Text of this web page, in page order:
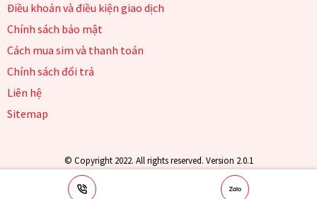
Điều khoản và điều kiện giao dịch
Chính sách bảo mật
Cách mua sim và thanh toán
Chính sách đổi trả
Liên hệ
Sitemap
© Copyright 2022. All rights reserved. Version 2.0.1